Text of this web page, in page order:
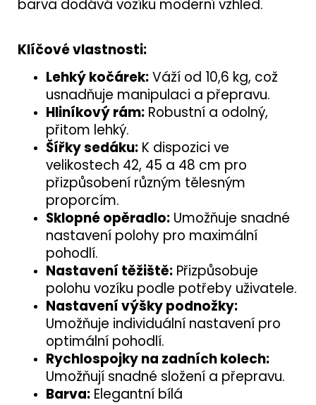
barva dodává vozíku moderní vzhled.
Klíčové vlastnosti:
Lehký kočárek:Váží od 10,6 kg, což
usnadňuje manipulaci a přepravu.
Hliníkový rám: Robustní a odolný,
přitom lehký.
Šířky sedáku: K dispozici ve
velikostech 42, 45 a 48 cm pro
přizpůsobení různým tělesným
proporcím.
Sklopné opěradlo: Umožňuje snadné
nastavení polohy pro maximální
pohodlí.
Nastavení těžiště: Přizpůsobuje
polohu vozíku podle potřeby uživatele.
Nastavení výšky podnožky:
Umožňuje individuální nastavení pro
optimální pohodlí.
Rychlospojky na zadních kolech:
Umožňují snadné složení a přepravu.
Barva: Elegantní bílá